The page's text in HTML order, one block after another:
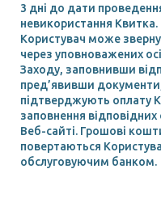
3 дні до дати
невикористання
Користувач може
через уповноважених
Заходу, заповнивши
пред’явивши
підтверджують оплату
заповнення
Веб-сайті. Грошові
повертаються
обслуговуючим банком.